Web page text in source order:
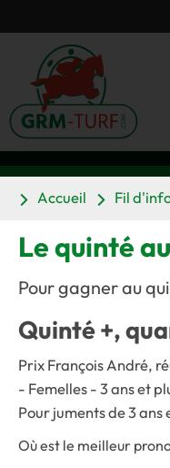
Accueil Fil
Le quinté
Pour gagner au
Quinté +,
Prix François André,
- Femelles - 3 ans et
Pour juments de 3
Où est le meilleur